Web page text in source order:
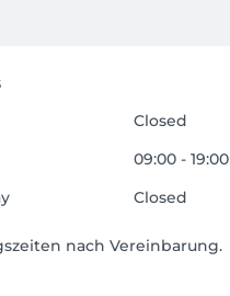
Closed
09:00 - 19:00
Closed
nach Vereinbarung.